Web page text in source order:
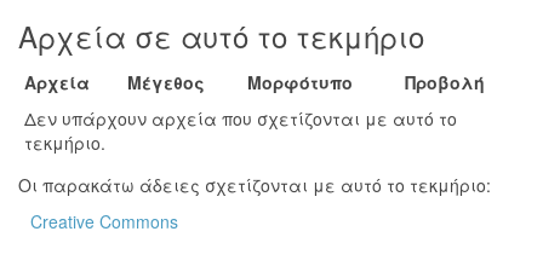
Αρχεία σε αυτό το τεκμήριο
Αρχεία Μέγεθος Μορφότυπο
Προβολή
Δεν υπάρχουν αρχεία που σχετίζονται με αυτό το
τεκμήριο.
Οι παρακάτω άδειες σχετίζονται με αυτό το τεκμήριο:
Creative Commons